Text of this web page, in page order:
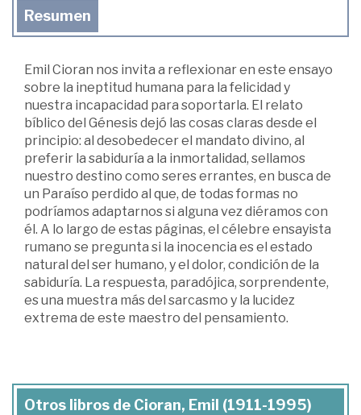
Resumen
Emil Cioran nos invita a reflexionar en este ensayo
sobre la ineptitud humana para la felicidad y
nuestra incapacidad para soportarla. El relato
bíblico del Génesis dejó las cosas claras desde el
principio: al desobedecer el mandato divino, al
preferir la sabiduría a la inmortalidad, sellamos
nuestro destino como seres errantes, en busca de
un Paraíso perdido al que, de todas formas no
podríamos adaptarnos si alguna vez diéramos con
él. A lo largo de estas páginas, el célebre ensayista
rumano se pregunta si la inocencia es el estado
natural del ser humano, y el dolor, condición de la
sabiduría. La respuesta, paradójica, sorprendente,
es una muestra más del sarcasmo y la lucidez
extrema de este maestro del pensamiento.
Otros libros de Cioran, Emil (1911-1995)